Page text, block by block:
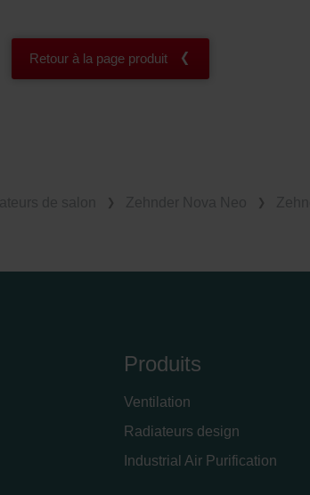
Retour à la page produit
Produits
Ventilation
Radiateurs design
Industrial Air Purification